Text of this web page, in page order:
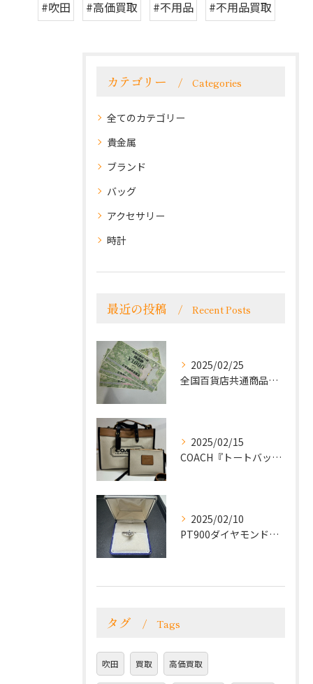
#吹田
#高価買取 #不用品 #不用品買取
カテゴリー Categories
全てのカテゴリー
貴金属
ブランド
バッグ
アクセサリー
時計
最近の投稿 Recent Posts
2025/02/25
全国百貨店共通商品券をお買取致しました！
2025/02/15
COACH『トートバッグ』をお買取致しました！
2025/02/10
PT900ダイヤモンドリングをお買取致しました！
タグ Tags
吹田 買取 高価買取